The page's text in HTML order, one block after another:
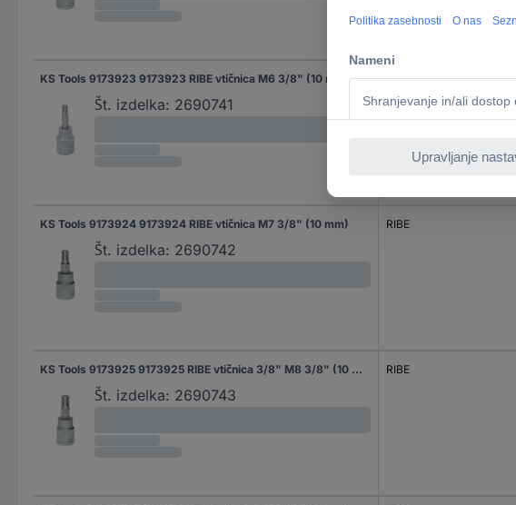
KS Tools 9173923 9173923 RIBE vtičnica M6 3/8" (10 mm)
Št. izdelka: 2690741
RIBE
KS Tools 9173924 9173924 RIBE vtičnica M7 3/8" (10 mm)
Št. izdelka: 2690742
RIBE
KS Tools 9173925 9173925 RIBE vtičnica 3/8" M8 3/8" (10 mm)
Št. izdelka: 2690743
RIBE